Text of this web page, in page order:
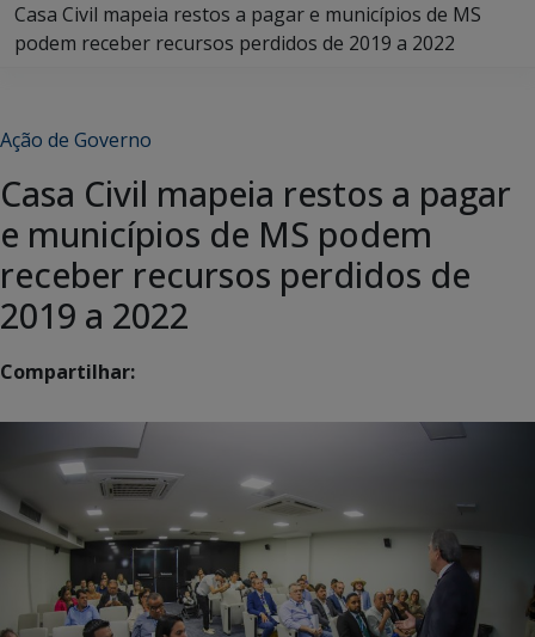
Casa Civil mapeia restos a pagar e municípios de MS
podem receber recursos perdidos de 2019 a 2022
Ação de Governo
Casa Civil mapeia restos a pagar
e municípios de MS podem
receber recursos perdidos de
2019 a 2022
Compartilhar: